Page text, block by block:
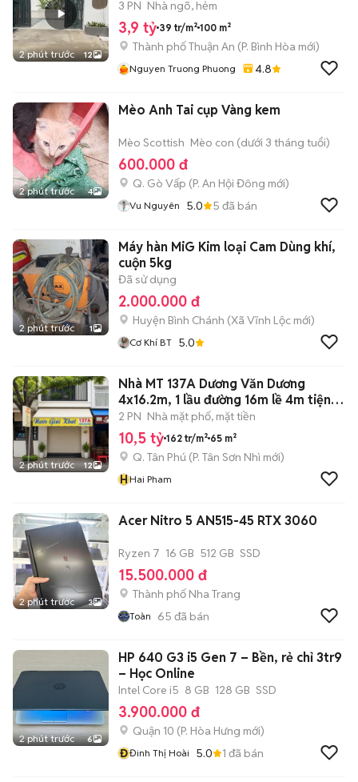
2 phút trước 12
3 PN Nhà ngõ, hẻm
3,9 tỷ 39 tr/m² 100 m²
Thành phố Thuận An (P. Bình Hòa mới)
Nguyen Truong Phuong 4.8
2 phút trước 4
Mèo Anh Tai cụp Vàng kem
Mèo Scottish Mèo con (dưới 3 tháng tuổi)
600.000 đ
Q. Gò Vấp (P. An Hội Đông mới)
Vu Nguyên 5.0 5 đã bán
2 phút trước 1
Máy hàn MiG Kim loại Cam Dùng khí,
cuộn 5kg
Đã sử dụng
2.000.000 đ
Huyện Bình Chánh (Xã Vĩnh Lộc mới)
Cơ Khí BT 5.0
2 phút trước 12
Nhà MT 137A Dương Văn Dương
4x16.2m, 1 lầu đường 16m lề 4m tiện ở
+ KD
2 PN Nhà mặt phố, mặt tiền
10,5 tỷ 162 tr/m² 65 m²
Q. Tân Phú (P. Tân Sơn Nhì mới)
HHai Pham
2 phút trước 3
Acer Nitro 5 AN515-45 RTX 3060
Ryzen 7 16 GB 512 GB SSD
15.500.000 đ
Thành phố Nha Trang
Toàn 65 đã bán
2 phút trước 6
HP 640 G3 i5 Gen 7 – Bền, rẻ chỉ 3tr9
– Học Online
Intel Core i5 8 GB 128 GB SSD
3.900.000 đ
Quận 10 (P. Hòa Hưng mới)
ĐĐinh Thị Hoài 5.0 1 đã bán